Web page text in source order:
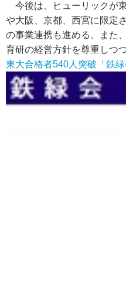
今後は、ヒューリックが
や大阪、京都、西宮に限定
の事業連携も進める。また
育研の経営方針を尊重しつ
東大合格者540人突破「鉄